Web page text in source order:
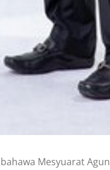
Mesyuarat